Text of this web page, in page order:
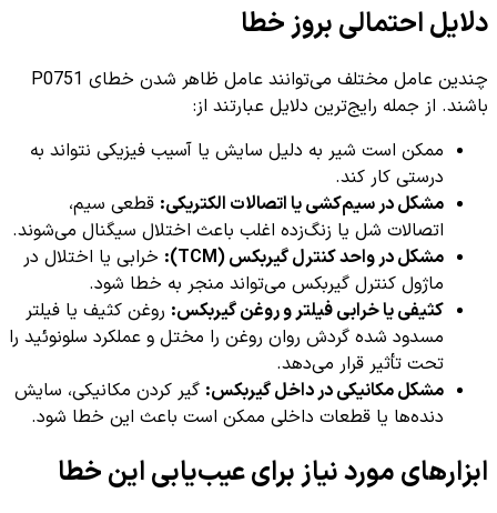
دلایل احتمالی بروز خطا
چندین عامل مختلف می‌توانند عامل ظاهر شدن خطای P0751
باشند. از جمله رایج‌ترین دلایل عبارتند از:
ممکن است شیر به دلیل سایش یا آسیب فیزیکی نتواند به
درستی کار کند.
مشکل در سیم‌کشی یا اتصالات الکتریکی: قطعی سیم،
اتصالات شل یا زنگ‌زده اغلب باعث اختلال سیگنال می‌شوند.
مشکل در واحد کنترل گیربکس (TCM):
خرابی یا اختلال در
ماژول کنترل گیربکس می‌تواند منجر به خطا شود.
کثیفی یا خرابی فیلتر و روغن گیربکس: روغن کثیف یا فیلتر
مسدود شده گردش روان روغن را مختل و عملکرد سلونوئید را
تحت تأثیر قرار می‌دهد.
مشکل مکانیکی در داخل گیربکس: گیر کردن مکانیکی، سایش
دنده‌ها یا قطعات داخلی ممکن است باعث این خطا شود.
ابزارهای مورد نیاز برای عیب‌یابی این خطا